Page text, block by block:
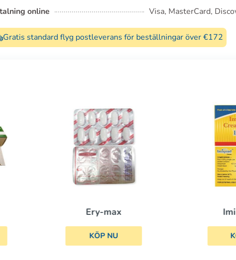
online
Visa, MasterCard,
Gratis standard flyg postleverans för beställningar över €172
Ery-max
KÖP NU